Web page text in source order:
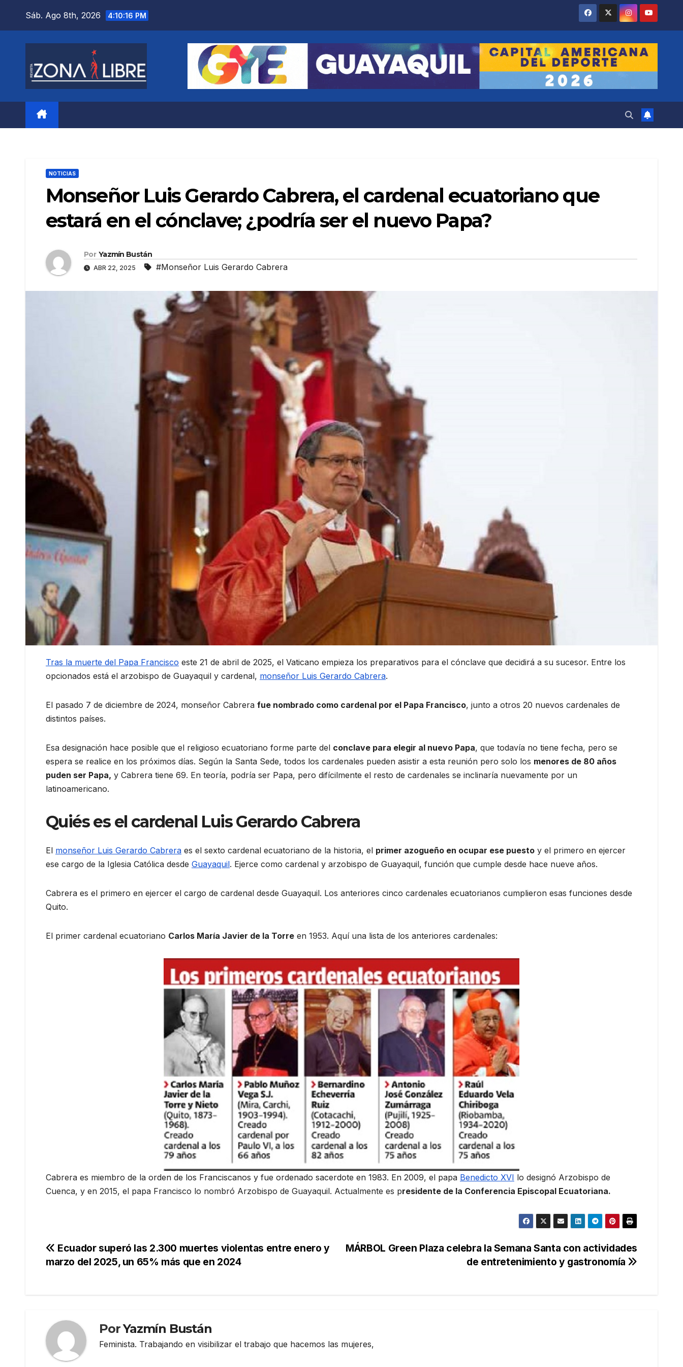
Sáb. Ago 8th, 2026 4:10:18 PM
NOTICIAS
Monseñor Luis Gerardo Cabrera, el cardenal ecuatoriano que
estará en el cónclave; ¿podría ser el nuevo Papa?
Por Yazmín Bustán
ABR 22, 2025 #Monseñor Luis Gerardo Cabrera
Tras la muerte del Papa Francisco este 21 de abril de 2025, el Vaticano empieza los preparativos para el cónclave que decidirá a su sucesor. Entre los
opcionados está el arzobispo de Guayaquil y cardenal, monseñor Luis Gerardo Cabrera.
El pasado 7 de diciembre de 2024, monseñor Cabrera fue nombrado como cardenal por el Papa Francisco, junto a otros 20 nuevos cardenales de
distintos países.
Esa designación hace posible que el religioso ecuatoriano forme parte del conclave para elegir al nuevo Papa, que todavía no tiene fecha, pero se
espera se realice en los próximos días. Según la Santa Sede, todos los cardenales pueden asistir a esta reunión pero solo los menores de 80 años
puden ser Papa, y Cabrera tiene 69. En teoría, podría ser Papa, pero difícilmente el resto de cardenales se inclinaría nuevamente por un
latinoamericano.
Quiés es el cardenal Luis Gerardo Cabrera
El monseñor Luis Gerardo Cabrera es el sexto cardenal ecuatoriano de la historia, el primer azogueño en ocupar ese puesto y el primero en ejercer
ese cargo de la Iglesia Católica desde Guayaquil. Ejerce como cardenal y arzobispo de Guayaquil, función que cumple desde hace nueve años.
Cabrera es el primero en ejercer el cargo de cardenal desde Guayaquil. Los anteriores cinco cardenales ecuatorianos cumplieron esas funciones desde
Quito.
El primer cardenal ecuatoriano Carlos María Javier de la Torre en 1953. Aquí una lista de los anteriores cardenales:
Cabrera es miembro de la orden de los Franciscanos y fue ordenado sacerdote en 1983. En 2009, el papa Benedicto XVI lo designó Arzobispo de
Cuenca, y en 2015, el papa Francisco lo nombró Arzobispo de Guayaquil. Actualmente es presidente de la Conferencia Episcopal Ecuatoriana.
Navegación
MÁRBOL Green Plaza celebra la Semana Santa con actividades
de entretenimiento y gastronomía
Ecuador superó las 2.300 muertes violentas entre enero y
marzo del 2025, un 65% más que en 2024
PorYazmín Bustán
Feminista. Trabajando en visibilizar el trabajo que hacemos las mujeres,